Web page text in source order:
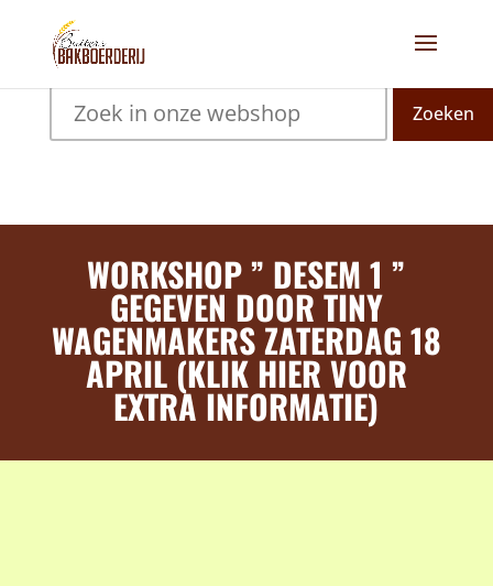
Zoeken
WORKSHOP ” DESEM 1 ”
GEGEVEN DOOR TINY
WAGENMAKERS ZATERDAG 18
APRIL (KLIK HIER VOOR
EXTRA INFORMATIE)